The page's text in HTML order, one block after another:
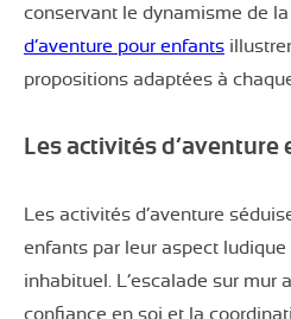
conservant le dynamisme de
d’aventure pour enfants
propositions adaptées à
Les activités d’aventure
Les activités d’aventure
enfants par leur aspect
inhabituel. L’escalade sur mur
confiance en soi et la